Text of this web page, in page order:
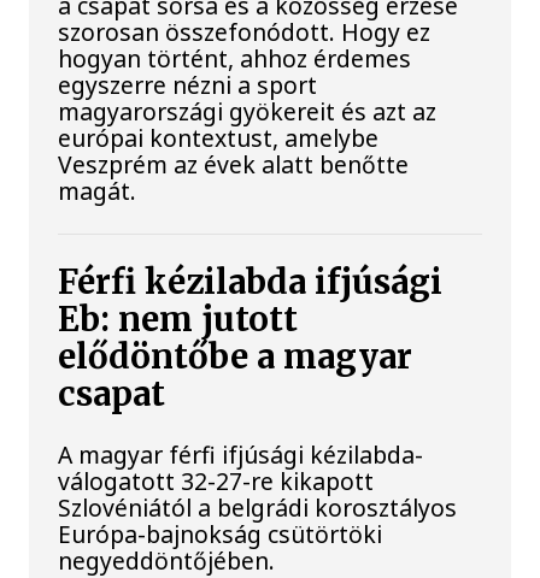
szorosan összefonódott. Hogy ez
hogyan történt, ahhoz érdemes
egyszerre nézni a sport
magyarországi gyökereit és azt az
európai kontextust, amelybe
Veszprém az évek alatt benőtte
magát.
Férfi kézilabda ifjúsági
Eb: nem jutott
elődöntőbe a magyar
csapat
A magyar férfi ifjúsági kézilabda-
válogatott 32-27-re kikapott
Szlovéniától a belgrádi korosztályos
Európa-bajnokság csütörtöki
negyeddöntőjében.